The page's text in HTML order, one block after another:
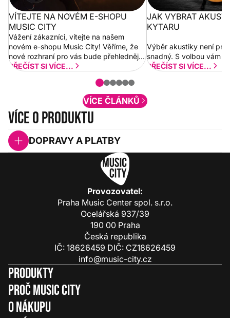
VÍTEJTE NA NOVÉM E-SHOPU
MUSIC CITY
Vážení zákazníci, vítejte na našem
novém e-shopu Music City! Věříme, že
nové rozhraní pro vás bude přehlednější
a rychlejší. Postupně budeme přidávat
PŘEČÍST SI VÍCE...
JAK VYBRAT
KYTARU
Výběr akustiky není pro
snadný. S volbou vám
PŘEČÍST SI VÍCE...
VÍCE ČLÁNKŮ
Více o produktu
DOPRAVY A PLATBY
Provozovatel:
Praha Music Center spol. s.r.o.
Ocelářská 937/39
190 00 Praha
Česká republika
IČ: 18626459 DIČ: CZ18626459
info@music-city.cz
Produkty
Proč Music City
O nákupu